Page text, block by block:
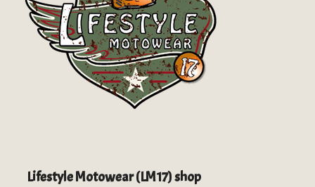
Lifestyle Motowear (LM17) shop